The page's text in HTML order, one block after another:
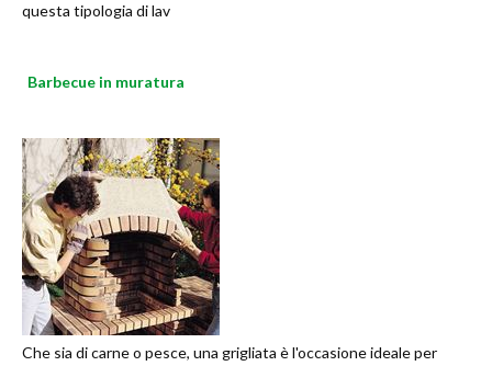
questa tipologia di lav
Barbecue in muratura
Che sia di carne o pesce, una grigliata è l'occasione ideale per